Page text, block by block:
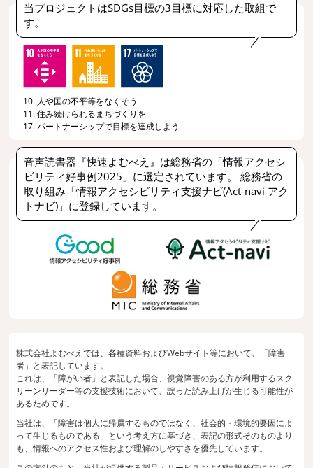
当プロジェクトはSDGs目標の3目標に対応した取組で
す。
10. 人や国の不平等をなくそう
11. 住み続けられるまちづくりを
17. パートナーシップで目標を達成しよう
音声読書器『快速よむべえ』は総務省の「情報アクセシ
ビリティ好事例2025」に選定されています。 総務省の
取り組み「情報アクセシビリティ支援ナビ(Act-navi アク
トナビ)」に登録しています。
株式会社よむべえでは、各種資料およびWebサイト等において、「障害
者」と表記しています。
これは、「障がい者」と表記した場合、視覚障害のある方が利用するスク
リーンリーダー等の支援技術において、誤った読み上げが生じる可能性が
あるためです。
当社は、「障害は個人に帰属するものではなく、社会的・環境的要因によ
って生じるものである」という考え方に基づき、表記の形式そのものより
も、情報へのアクセス性および理解のしやすさを優先しています。